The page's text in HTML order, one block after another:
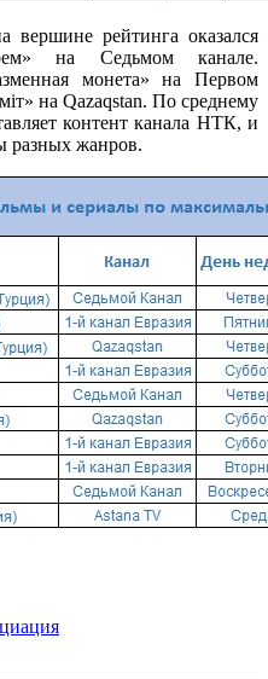
вершине рейтинга оказался
на Седьмом канале.
монета» на Первом
на Qazaqstan. По среднему
контент канала НТК, и
разных жанров.